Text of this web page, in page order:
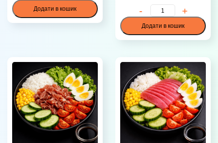
Додати в кошик
Додати в кошик